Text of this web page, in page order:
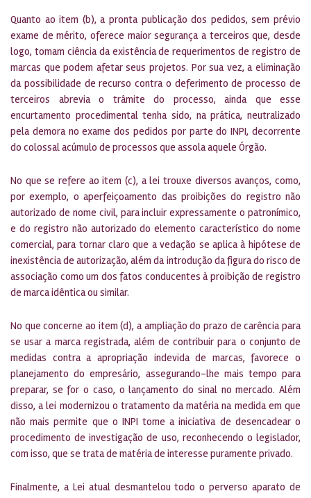
Quanto ao item (b), a pronta publicação dos pedidos, sem prévio
exame de mérito, oferece maior segurança a terceiros que, desde
logo, tomam ciência da existência de requerimentos de registro de
marcas que podem afetar seus projetos. Por sua vez, a eliminação
da possibilidade de recurso contra o deferimento de processo de
terceiros abrevia o trâmite do processo, ainda que esse
encurtamento procedimental tenha sido, na prática, neutralizado
pela demora no exame dos pedidos por parte do INPI, decorrente
do colossal acúmulo de processos que assola aquele Órgão.
No que se refere ao item (c), a lei trouxe diversos avanços, como,
por exemplo, o aperfeiçoamento das proibições do registro não
autorizado de nome civil, para incluir expressamente o patronímico,
e do registro não autorizado do elemento característico do nome
comercial, para tornar claro que a vedação se aplica à hipótese de
inexistência de autorização, além da introdução da figura do risco de
associação como um dos fatos conducentes à proibição de registro
de marca idêntica ou similar.
No que concerne ao item (d), a ampliação do prazo de carência para
se usar a marca registrada, além de contribuir para o conjunto de
medidas contra a apropriação indevida de marcas, favorece o
planejamento do empresário, assegurando-lhe mais tempo para
preparar, se for o caso, o lançamento do sinal no mercado. Além
disso, a lei modernizou o tratamento da matéria na medida em que
não mais permite que o INPI tome a iniciativa de desencadear o
procedimento de investigação de uso, reconhecendo o legislador,
com isso, que se trata de matéria de interesse puramente privado.
Finalmente, a Lei atual desmantelou todo o perverso aparato de